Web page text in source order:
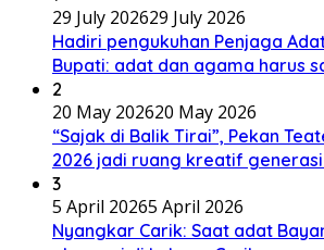
29 July 202629 July 2026
Hadiri pengukuhan Penjaga
Bupati: adat dan agama harus
2
20 May 202620 May 2026
“Sajak di Balik Tirai”, Pekan
2026 jadi ruang kreatif
3
5 April 20265 April 2026
Nyangkar Carik: Saat adat